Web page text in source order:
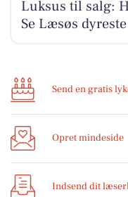
Luksus til salg:
Se Læsøs
Send en gratis
Opret mindeside
Indsend dit